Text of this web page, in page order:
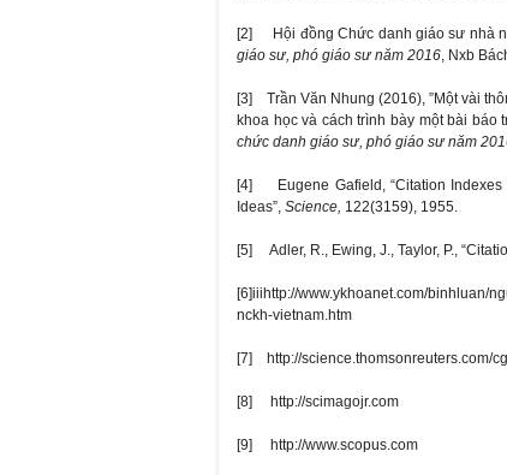
[2] Hội đồng Chức danh giáo sư nhà
giáo sư, phó giáo sư năm 2016, Nxb
[3] Trần Văn Nhung (2016), ”Một vài
khoa học và cách trình bày một bài báo
chức danh giáo sư, phó giáo sư năm
[4] Eugene Gafield, “Citation Indexes
Ideas”, Science, 122(3159), 1955.
[5] Adler, R., Ewing, J., Taylor, P.,
[6]iiihttp://www.ykhoanet.com/binhluan/
nckh-vietnam.htm
[7] http://science.thomsonreuters.com/
[8] http://scimagojr.com
[9] http://www.scopus.com